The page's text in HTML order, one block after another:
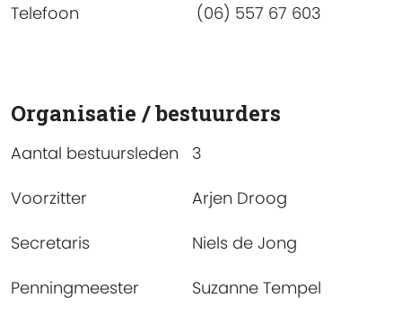
Telefoon
(06) 557 67 603
Organisatie / bestuurders
Aantal bestuursleden
3
Voorzitter
Arjen Droog
Secretaris
Niels de Jong
Penningmeester
Suzanne Tempel